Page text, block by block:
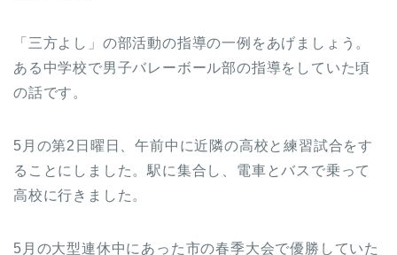
「三方よし」の部活動の指導の一例をあげましょう。
ある中学校で男子バレーボール部の指導をしていた頃
の話です。
5月の第2日曜日、午前中に近隣の高校と練習試合をす
ることにしました。駅に集合し、電車とバスで乗って
高校に行きました。
5月の大型連休中にあった市の春季大会で優勝していた